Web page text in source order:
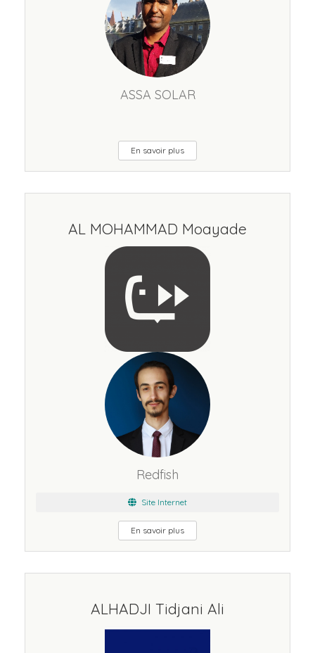
ASSA SOLAR
En savoir plus
AL MOHAMMAD Moayade
Redfish
Site Internet
En savoir plus
ALHADJI Tidjani Ali